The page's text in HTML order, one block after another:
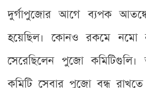
দুর্গাপুজোর আগে ব্যপক
হয়েছিল। কোনও রকমে
সেরেছিলেন পুজো
কমিটি সেবার পুজো বন্ধ রাখতে